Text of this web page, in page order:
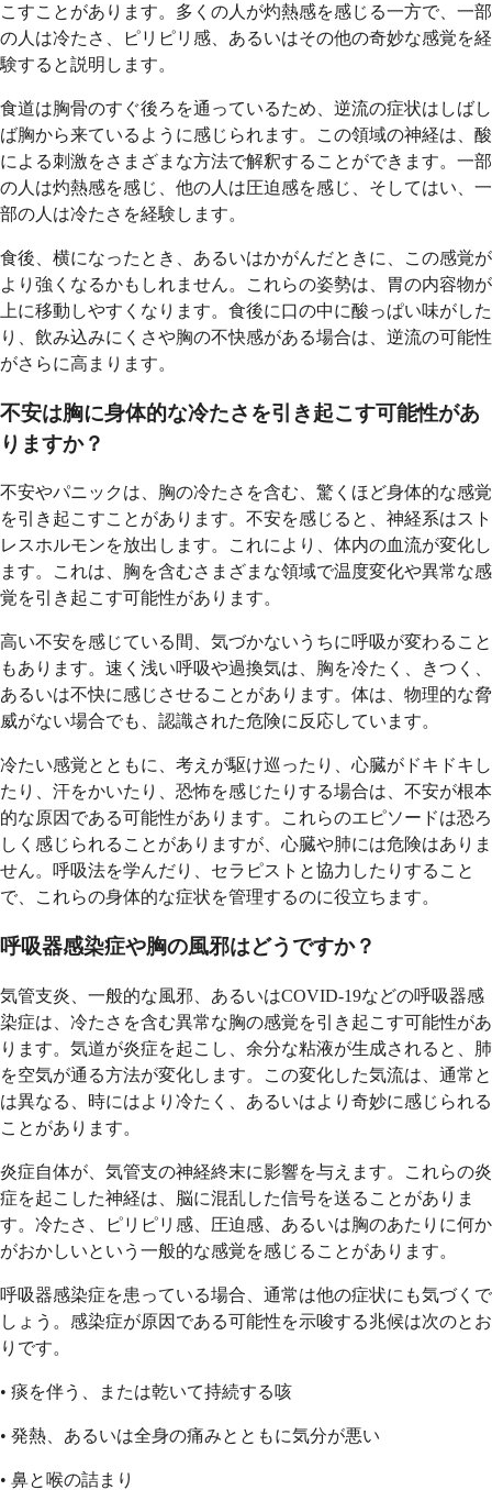
こすことがあります。多くの人が灼熱感を感じる一方で、一部
の人は冷たさ、ピリピリ感、あるいはその他の奇妙な感覚を経
験すると説明します。
食道は胸骨のすぐ後ろを通っているため、逆流の症状はしばし
ば胸から来ているように感じられます。この領域の神経は、酸
による刺激をさまざまな方法で解釈することができます。一部
の人は灼熱感を感じ、他の人は圧迫感を感じ、そしてはい、一
部の人は冷たさを経験します。
食後、横になったとき、あるいはかがんだときに、この感覚が
より強くなるかもしれません。これらの姿勢は、胃の内容物が
上に移動しやすくなります。食後に口の中に酸っぱい味がした
り、飲み込みにくさや胸の不快感がある場合は、逆流の可能性
がさらに高まります。
不安は胸に身体的な冷たさを引き起こす可能性があ
りますか？
不安やパニックは、胸の冷たさを含む、驚くほど身体的な感覚
を引き起こすことがあります。不安を感じると、神経系はスト
レスホルモンを放出します。これにより、体内の血流が変化し
ます。これは、胸を含むさまざまな領域で温度変化や異常な感
覚を引き起こす可能性があります。
高い不安を感じている間、気づかないうちに呼吸が変わること
もあります。速く浅い呼吸や過換気は、胸を冷たく、きつく、
あるいは不快に感じさせることがあります。体は、物理的な脅
威がない場合でも、認識された危険に反応しています。
冷たい感覚とともに、考えが駆け巡ったり、心臓がドキドキし
たり、汗をかいたり、恐怖を感じたりする場合は、不安が根本
的な原因である可能性があります。これらのエピソードは恐ろ
しく感じられることがありますが、心臓や肺には危険はありま
せん。呼吸法を学んだり、セラピストと協力したりすること
で、これらの身体的な症状を管理するのに役立ちます。
呼吸器感染症や胸の風邪はどうですか？
気管支炎、一般的な風邪、あるいはCOVID-19などの呼吸器感
染症は、冷たさを含む異常な胸の感覚を引き起こす可能性があ
ります。気道が炎症を起こし、余分な粘液が生成されると、肺
を空気が通る方法が変化します。この変化した気流は、通常と
は異なる、時にはより冷たく、あるいはより奇妙に感じられる
ことがあります。
炎症自体が、気管支の神経終末に影響を与えます。これらの炎
症を起こした神経は、脳に混乱した信号を送ることがありま
す。冷たさ、ピリピリ感、圧迫感、あるいは胸のあたりに何か
がおかしいという一般的な感覚を感じることがあります。
呼吸器感染症を患っている場合、通常は他の症状にも気づくで
しょう。感染症が原因である可能性を示唆する兆候は次のとお
りです。
• 痰を伴う、または乾いて持続する咳
• 発熱、あるいは全身の痛みとともに気分が悪い
• 鼻と喉の詰まり